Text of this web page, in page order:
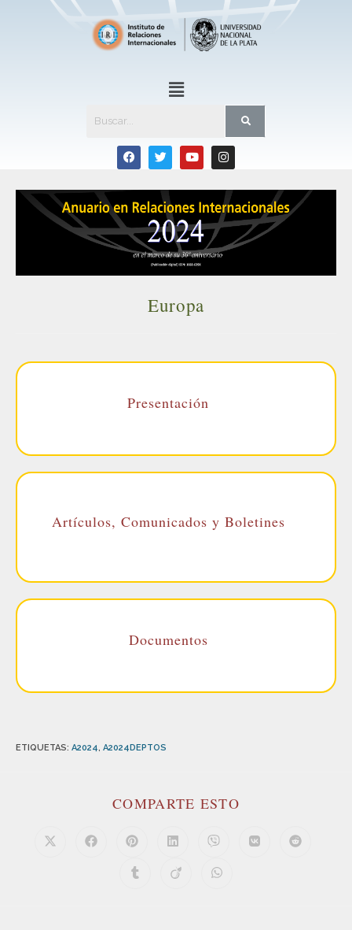
Europa
Presentación
Artículos, Comunicados y Boletines
Documentos
ETIQUETAS: A2024, A2024DEPTOS
COMPARTE ESTO